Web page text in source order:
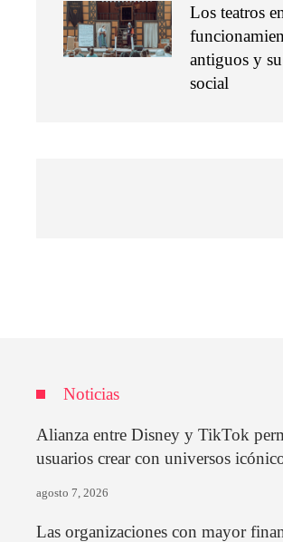
Los teatros
antiguos y
social
Noticias
Alianza entre Disney y TikTok
usuarios crear con universos
agosto 7, 2026
Las organizaciones con mayor